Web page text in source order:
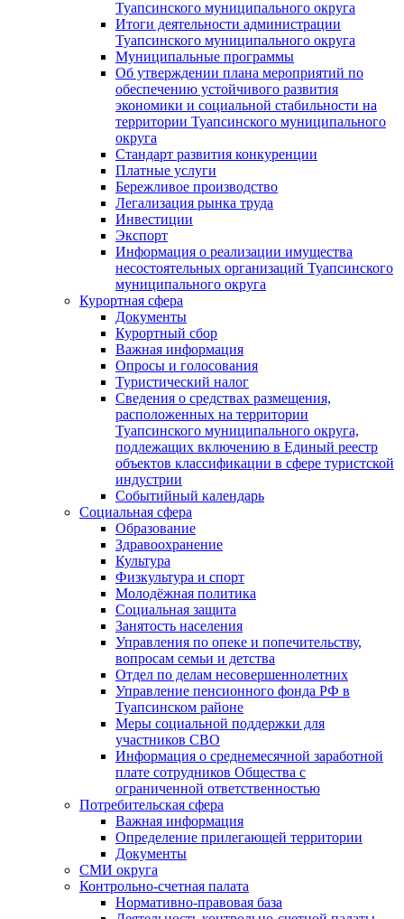
Туапсинского муниципального округа
Итоги деятельности администрации
Туапсинского муниципального округа
Муниципальные программы
Об утверждении плана мероприятий по
обеспечению устойчивого развития
экономики и социальной стабильности на
территории Туапсинского муниципального
округа
Стандарт развития конкуренции
Платные услуги
Бережливое производство
Легализация рынка труда
Инвестиции
Экспорт
Информация о реализации имущества
несостоятельных организаций Туапсинского
муниципального округа
Курортная сфера
Документы
Курортный сбор
Важная информация
Опросы и голосования
Туристический налог
Сведения о средствах размещения,
расположенных на территории
Туапсинского муниципального округа,
подлежащих включению в Единый реестр
объектов классификации в сфере туристской
индустрии
Событийный календарь
Социальная сфера
Образование
Здравоохранение
Культура
Физкультура и спорт
Молодёжная политика
Социальная защита
Занятость населения
Управления по опеке и попечительству,
вопросам семьи и детства
Отдел по делам несовершеннолетних
Управление пенсионного фонда РФ в
Туапсинском районе
Меры социальной поддержки для
участников СВО
Информация о среднемесячной заработной
плате сотрудников Общества с
ограниченной ответственностью
Потребительская сфера
Важная информация
Определение прилегающей территории
Документы
СМИ округа
Контрольно-счетная палата
Нормативно-правовая база